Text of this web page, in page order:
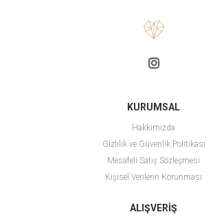
KURUMSAL
Hakkımızda
Gizlilik ve Güvenlik Politikası
Mesafeli Satış Sözleşmesi
Kişisel Verilerin Korunması
ALIŞVERİŞ